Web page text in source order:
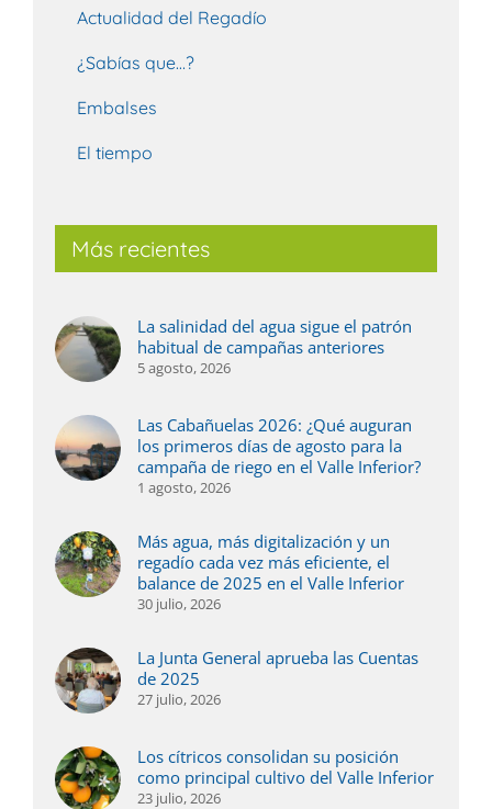
Actualidad del Regadío
¿Sabías que…?
Embalses
El tiempo
Más recientes
La salinidad del agua sigue el patrón
habitual de campañas anteriores
5 agosto, 2026
Las Cabañuelas 2026: ¿Qué auguran
los primeros días de agosto para la
campaña de riego en el Valle Inferior?
1 agosto, 2026
Más agua, más digitalización y un
regadío cada vez más eficiente, el
balance de 2025 en el Valle Inferior
30 julio, 2026
La Junta General aprueba las Cuentas
de 2025
27 julio, 2026
Los cítricos consolidan su posición
como principal cultivo del Valle Inferior
23 julio, 2026